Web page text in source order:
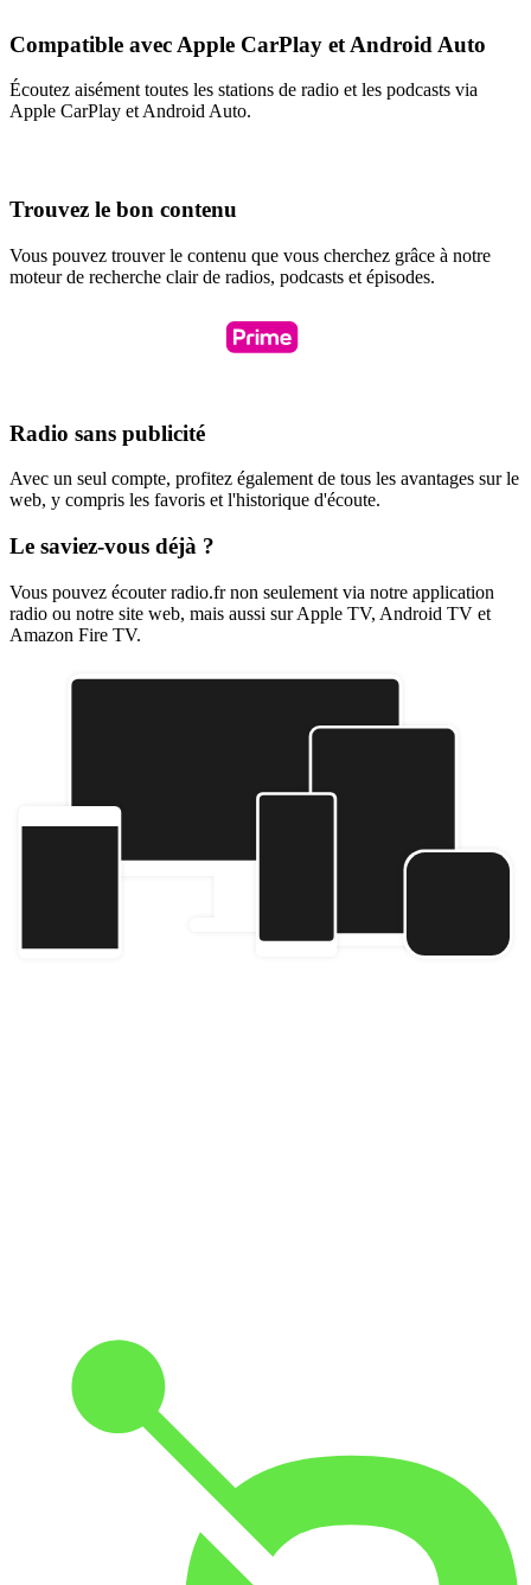
Compatible avec Apple CarPlay et Android Auto
Écoutez aisément toutes les stations de radio et les podcasts via
Apple CarPlay et Android Auto.
Trouvez le bon contenu
Vous pouvez trouver le contenu que vous cherchez grâce à notre
moteur de recherche clair de radios, podcasts et épisodes.
Radio sans publicité
Avec un seul compte, profitez également de tous les avantages sur le
web, y compris les favoris et l'historique d'écoute.
Le saviez-vous déjà ?
Vous pouvez écouter radio.fr non seulement via notre application
radio ou notre site web, mais aussi sur Apple TV, Android TV et
Amazon Fire TV.